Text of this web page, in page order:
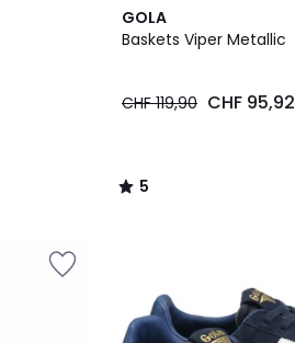
GOLA
Baskets Viper Metallic
CHF 119,90 CHF 95,92
5
/
5
/